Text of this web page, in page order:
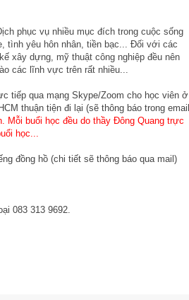
phục vụ nhiều mục đích trong cuộc sống
tình yêu hôn nhân, tiền bạc... Đối với các
xây dựng, mỹ thuật công nghiệp đều nên
các lĩnh vực trên rất nhiều...
tiếp qua mạng Skype/Zoom cho học viên ở
thuận tiện đi lại (sẽ thông báo trong email
Mỗi buổi học đều do thầy Đông Quang trực
học...
đồng hồ (chi tiết sẽ thông báo qua mail)
083 313 9692.